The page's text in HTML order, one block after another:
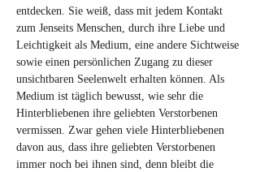
entdecken. Sie weiß, dass mit jedem Kontakt
zum Jenseits Menschen, durch ihre Liebe und
Leichtigkeit als Medium, eine andere Sichtweise
sowie einen persönlichen Zugang zu dieser
unsichtbaren Seelenwelt erhalten können. Als
Medium ist täglich bewusst, wie sehr die
Hinterbliebenen ihre geliebten Verstorbenen
vermissen. Zwar gehen viele Hinterbliebenen
davon aus, dass ihre geliebten Verstorbenen
immer noch bei ihnen sind, denn bleibt die